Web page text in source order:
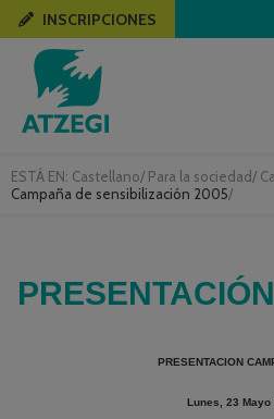
ESTÁ EN: Castellano/ Para la sociedad/
Campaña de sensibilización 2005/
INSCRIPCIONES
PRESENTACIÓN
PRESENTACION
Lunes, 23 Mayo